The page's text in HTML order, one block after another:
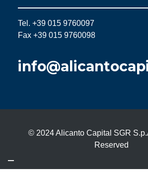
Tel. +39 015 9760097
Fax +39 015 9760098
© 2024 Alicanto Capital SGR
Reserved